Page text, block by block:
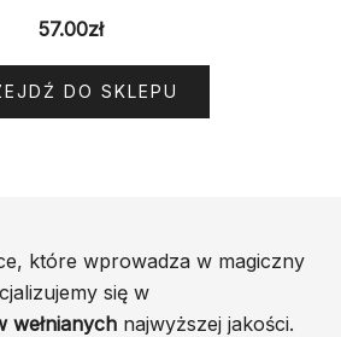
57.00zł
DO SKLEPU
które wprowadza w magiczny
się w
wełnianych najwyższej jakości.